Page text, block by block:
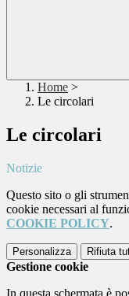
Home >
Le circolari
Le circolari
Notizie
Questo sito o gli
cookie necessari al
COOKIE POLICY.
Personalizza Rifiuta
Gestione cookie